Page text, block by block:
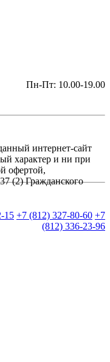
15 +7 (812) 327-80-60 +7
(812) 336-23-96
Пн-Пт: 10.00-19.00
интернет-сайт
характер и ни при
офертой,
(2) Гражданского